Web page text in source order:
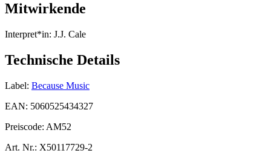
Mitwirkende
Interpret*in: J.J. Cale
Technische Details
Label: Because Music
EAN: 5060525434327
Preiscode: AM52
Art. Nr.: X50117729-2